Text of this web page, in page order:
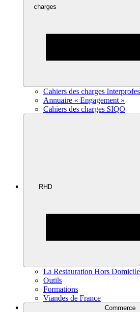
charges
Cahiers des charges
Annuaire « Engagement »
Cahiers des charges SIQO
RHD
La Restauration Hors Domicile
Outils
Formations
Viandes de France
Commerce